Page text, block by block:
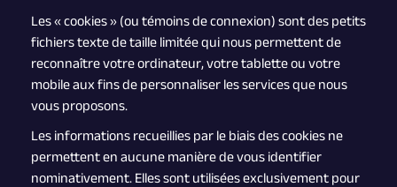
Les « cookies » (ou témoins de connexion) sont des petits
fichiers texte de taille limitée qui nous permettent de
reconnaître votre ordinateur, votre tablette ou votre
mobile aux fins de personnaliser les services que nous
vous proposons.
Les informations recueillies par le biais des cookies ne
permettent en aucune manière de vous identifier
nominativement. Elles sont utilisées exclusivement pour